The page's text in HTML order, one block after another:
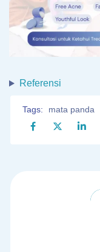
Referensi
Tags: mata panda